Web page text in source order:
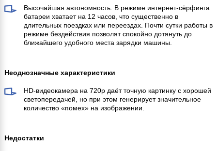
Высочайшая автономность. В режиме интернет-сёрфинга
батареи хватает на 12 часов, что существенно в
длительных поездках или переездах. Почти сутки работы в
режиме бездействия позволят спокойно дотянуть до
ближайшего удобного места зарядки машины.
Неоднозначные характеристики
HD-видеокамера на 720p даёт точную картинку с хорошей
светопередачей, но при этом генерирует значительное
количество «помех» на изображении.
Недостатки